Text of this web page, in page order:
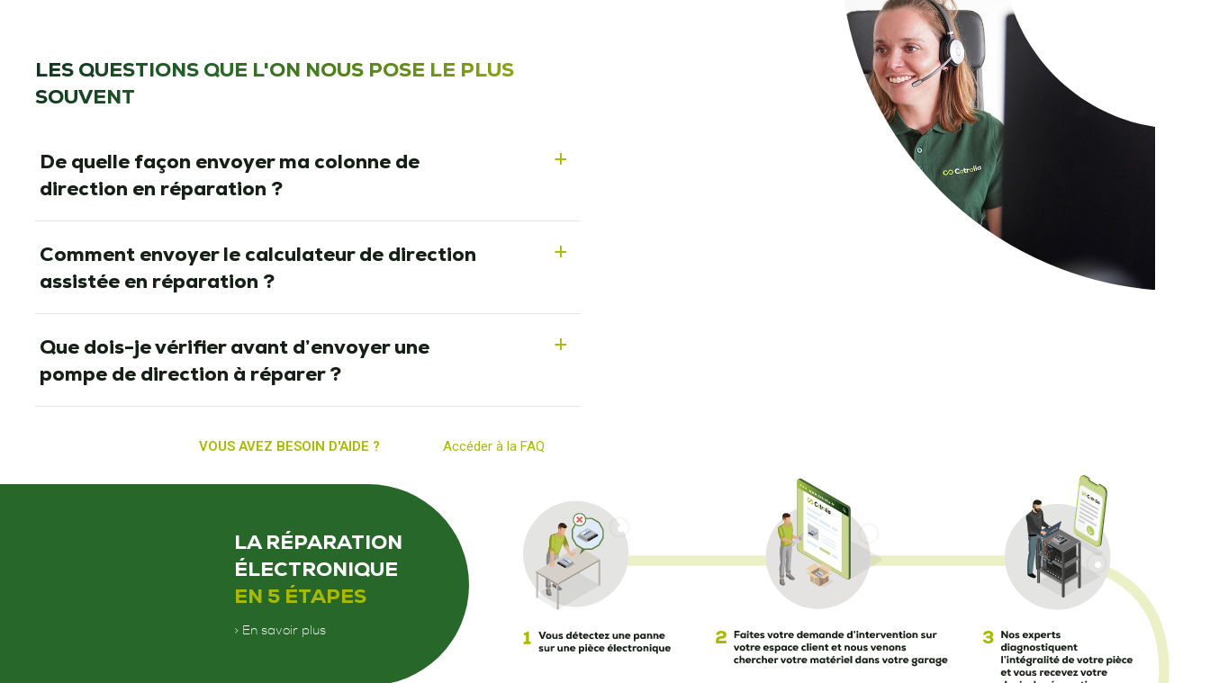
LES QUESTIONS QUE L'ON NOUS POSE LE PLUS
SOUVENT
a
De quelle façon envoyer ma colonne de
direction en réparation ?
a
Comment envoyer le calculateur de direction
assistée en réparation ?
a
Que dois-je vérifier avant d’envoyer une
pompe de direction à réparer ?
VOUS AVEZ BESOIN D'AIDE ? Accéder à la FAQ
LA RÉPARATION
ÉLECTRONIQUE
EN 5 ÉTAPES
> En savoir plus